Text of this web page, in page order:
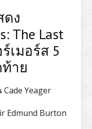
ดง
The Last
เมอร์ส 5
าย
Yeager
Edmund Burton